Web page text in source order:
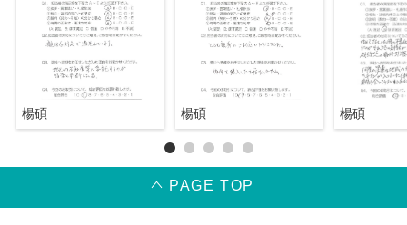
楊碩 楊碩 楊碩
PAGE TOP